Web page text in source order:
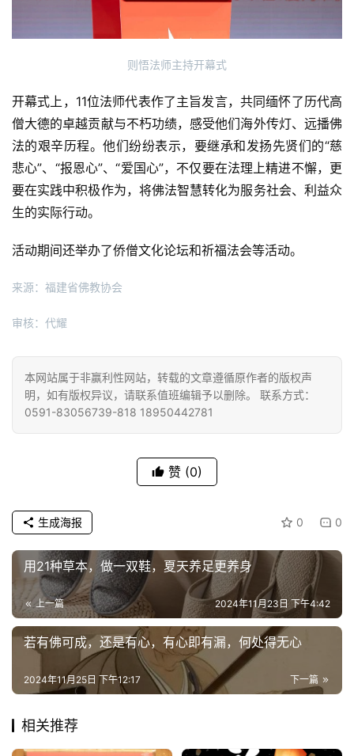
策
免
责
声
明
则悟法师主持开幕式
开幕式上，11位法师代表作了主旨发言，共同缅怀了历代高
僧大德的卓越贡献与不朽功绩，感受他们海外传灯、远播佛
法的艰辛历程。他们纷纷表示，要继承和发扬先贤们的“慈
悲心”、“报恩心”、“爱国心”，不仅要在法理上精进不懈，更
要在实践中积极作为，将佛法智慧转化为服务社会、利益众
生的实际行动。
活动期间还举办了侨僧文化论坛和祈福法会等活动。
来源：福建省佛教协会
审核：代耀
本网站属于非赢利性网站，转载的文章遵循原作者的版权声
明，如有版权异议，请联系值班编辑予以删除。 联系方式：
0591-83056739-818 18950442781
赞 (0)
0 0
生成海报
用21种草本，做一双鞋，夏天养足更养身
上一篇 2024年11月23日 下午4:42
若有佛可成，还是有心，有心即有漏，何处得无心
下一篇
2024年11月25日 下午12:17
相关推荐